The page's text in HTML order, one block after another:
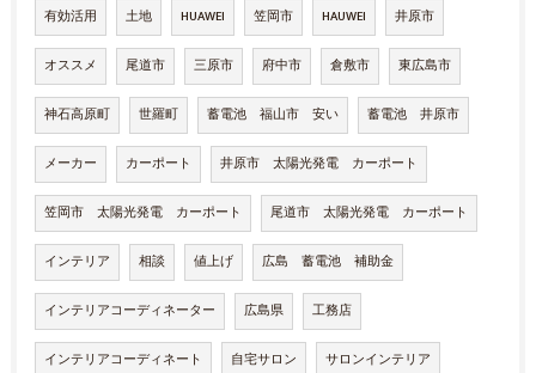
有効活用 土地 HUAWEI 笠岡市 HAUWEI 井原市
オススメ 尾道市 三原市 府中市 倉敷市 東広島市
神石高原町 世羅町 蓄電池 福山市 安い 蓄電池 井原市
メーカー カーポート 井原市 太陽光発電 カーポート
笠岡市 太陽光発電 カーポート 尾道市 太陽光発電 カーポート
インテリア 相談 値上げ 広島 蓄電池 補助金
インテリアコーディネーター 広島県 工務店
インテリアコーディネート 自宅サロン サロンインテリア